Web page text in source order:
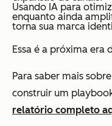
Usando IA para
enquanto ainda
torna sua marca
Essa é a próxima era
Para saber mais
construir um
relatório completo